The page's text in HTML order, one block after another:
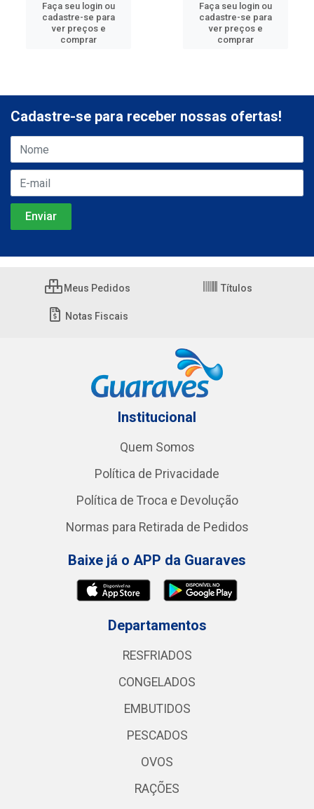
Faça seu login ou
cadastre-se para
ver preços e
comprar
Faça seu login ou
cadastre-se para
ver preços e
comprar
Cadastre-se para receber nossas ofertas!
Meus Pedidos Títulos
Notas Fiscais
Institucional
Quem Somos
Política de Privacidade
Política de Troca e Devolução
Normas para Retirada de Pedidos
Baixe já o APP da Guaraves
Departamentos
RESFRIADOS
CONGELADOS
EMBUTIDOS
PESCADOS
OVOS
RAÇÕES